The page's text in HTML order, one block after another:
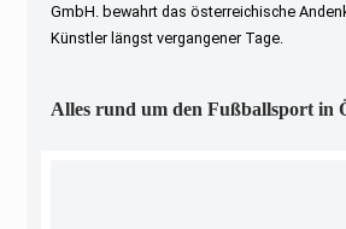
GmbH. bewahrt das österreichische
Künstler längst vergangener Tage.
Alles rund um den Fußballsport in